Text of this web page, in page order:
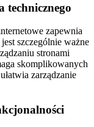
technicznego
zapewnia
jest szczególnie ważne
stronami
skomplikowanych
zarządzanie